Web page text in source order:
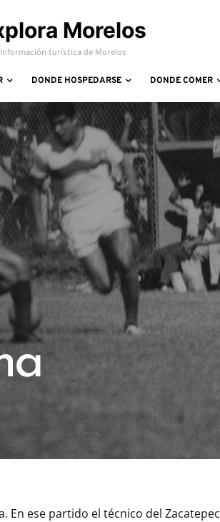
Morelos
Información turística de Morelos
DONDE HOSPEDARSE DONDE COMER
En ese partido el técnico del Zacatepec